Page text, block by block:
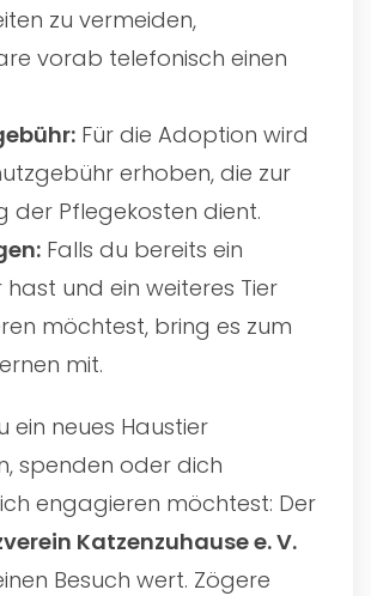
zu vermeiden,
vorab telefonisch einen
Für die Adoption wird
erhoben, die zur
der Pflegekosten dient.
Falls du bereits ein
hast und ein weiteres Tier
möchtest, bring es zum
mit.
ein neues Haustier
spenden oder dich
engagieren möchtest: Der
Katzenzuhause e. V.
Besuch wert. Zögere